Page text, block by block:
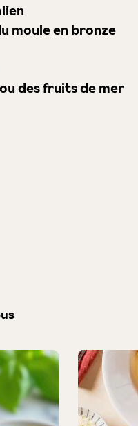
moule en bronze
des fruits de mer